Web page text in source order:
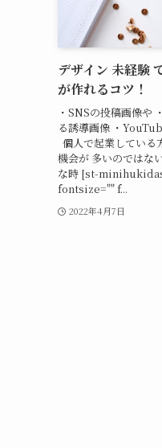
デザイン 未経験
が作れるコツ！
・SNSの投稿画像や
る誘導画像 ・
個人で起業している
機会が 多いのでは
な時 [st-
fontsize="" f...
2022年4月7日